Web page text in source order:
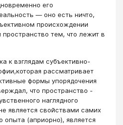
его
— оно есть ничто,
происхождении
тем, что лежит в
к взглядам субъективно-
рассматривает
формы упорядочения
что пространство -
наглядного
является свойствами самих
опыта (априорно), является